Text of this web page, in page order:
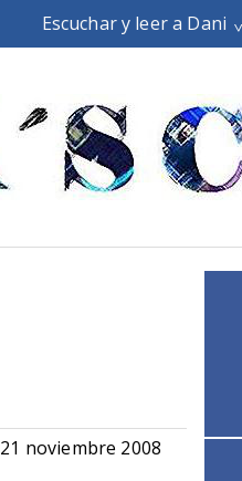
Escuchar y leer a Dani
21 noviembre 2008